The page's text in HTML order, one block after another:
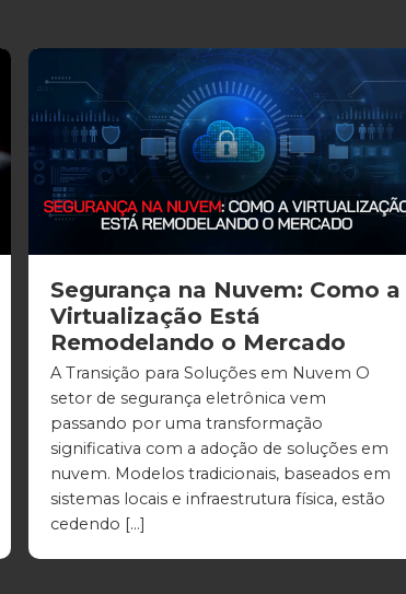
Segurança na Nuvem: Como a
Virtualização Está
Remodelando o Mercado
A Transição para Soluções em Nuvem O
setor de segurança eletrônica vem
passando por uma transformação
significativa com a adoção de soluções em
nuvem. Modelos tradicionais, baseados em
sistemas locais e infraestrutura física, estão
cedendo […]